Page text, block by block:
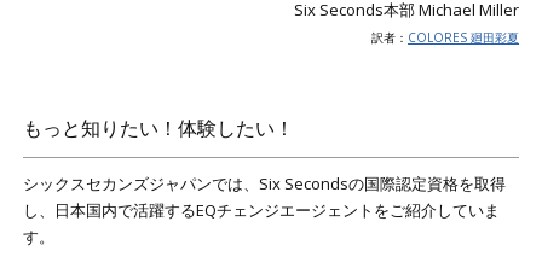
Six Seconds本部 Michael Miller
訳者： COLORES 廻田彩夏
もっと知りたい！体験したい！
シックスセカンズジャパンでは、Six Secondsの国際認定資格を取得
し、日本国内で活躍するEQチェンジエージェントをご紹介していま
す。